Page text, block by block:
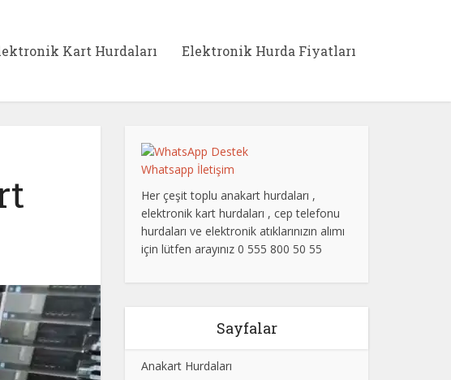
Kart Hurdaları Elektronik Hurda Fiyatları
Whatsapp İletişim
Her çeşit toplu anakart hurdaları ,
elektronik kart hurdaları , cep telefonu
hurdaları ve elektronik atıklarınızın alımı
için lütfen arayınız 0 555 800 50 55
Sayfalar
Anakart Hurdaları